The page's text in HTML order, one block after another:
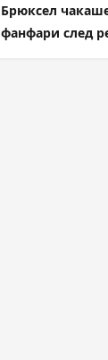
Брюксел
фанфари след